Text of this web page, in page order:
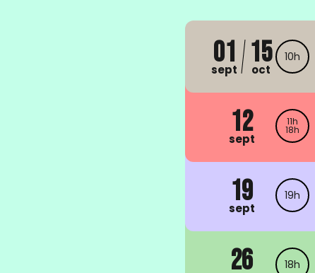
01
sept 15
oct
10h
12
sept
11h
18h
19
sept
19h
26 18h